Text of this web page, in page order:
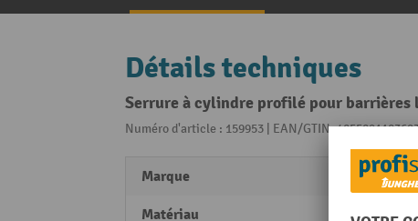
Détails techniques
Serrure à cylindre profilé pour barrières
Numéro d'article : 159953 | EAN/GTIN:
Marque
Matériau Acier